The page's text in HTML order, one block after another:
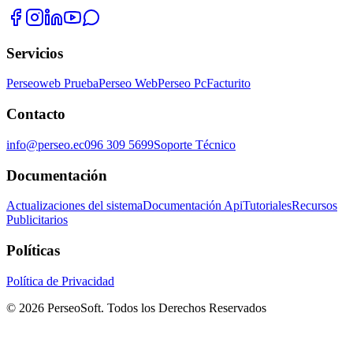
Servicios
Perseoweb PruebaPerseo WebPerseo PcFacturito
Contacto
info@perseo.ec096 309 5699Soporte Técnico
Documentación
Actualizaciones del sistemaDocumentación ApiTutorialesRecursos
Publicitarios
Políticas
Política de Privacidad
© 2026 PerseoSoft. Todos los Derechos Reservados